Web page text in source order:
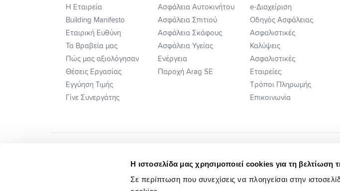
Η ιστοσελίδα μας χρησιμοποιεί cookies για τη βελτίωση
Σε περίπτωση που συνεχίσεις να πλοηγείσαι στην
Η Εταιρεία
Building Manifesto
Εταιρική Ευθύνη
Τα Βραβεία μας
Πώς μας αξιολόγησαν
Θέσεις Εργασίας
Εγγύηση Τιμής
Γίνε Συνεργάτης
Ασφάλεια Αυτοκινήτου
Ασφάλεια Σπιτιού
Ασφάλεια Σκάφους
Ασφάλεια Υγείας
Ενέργεια
Παροχή Arag SE
e-Διαχείριση
Οδηγός Ασφάλειας
Ασφαλιστικές
Καλύψεις
Ασφαλιστικές
Εταιρείες
Τρόποι Πληρωμής
Επικοινωνία